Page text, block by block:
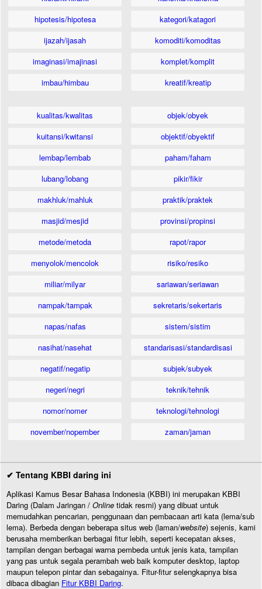
hipotesis/hipotesa
ijazah/ijasah
imaginasi/imajinasi
imbau/himbau
kategori/katagori
komoditi/komoditas
komplet/komplit
kreatif/kreatip
kualitas/kwalitas
kuitansi/kwitansi
lembap/lembab
lubang/lobang
makhluk/mahluk
masjid/mesjid
metode/metoda
menyolok/mencolok
miliar/milyar
nampak/tampak
napas/nafas
nasihat/nasehat
negatif/negatip
negeri/negri
nomor/nomer
november/nopember
objek/obyek
objektif/obyektif
paham/faham
pikir/fikir
praktik/praktek
provinsi/propinsi
rapot/rapor
risiko/resiko
sariawan/seriawan
sekretaris/sekertaris
sistem/sistim
standarisasi/standardisasi
subjek/subyek
teknik/tehnik
teknologi/tehnologi
zaman/jaman
✔ Tentang KBBI daring ini
Aplikasi Kamus Besar Bahasa Indonesia (KBBI) ini merupakan KBBI
Daring (Dalam Jaringan / Online tidak resmi) yang dibuat untuk
memudahkan pencarian, penggunaan dan pembacaan arti kata (lema/sub
lema). Berbeda dengan beberapa situs web (laman/website) sejenis, kami
berusaha memberikan berbagai fitur lebih, seperti kecepatan akses,
tampilan dengan berbagai warna pembeda untuk jenis kata, tampilan
yang pas untuk segala perambah web baik komputer desktop, laptop
maupun telepon pintar dan sebagainya. Fitur-fitur selengkapnya bisa
dibaca dibagian Fitur KBBI Daring.